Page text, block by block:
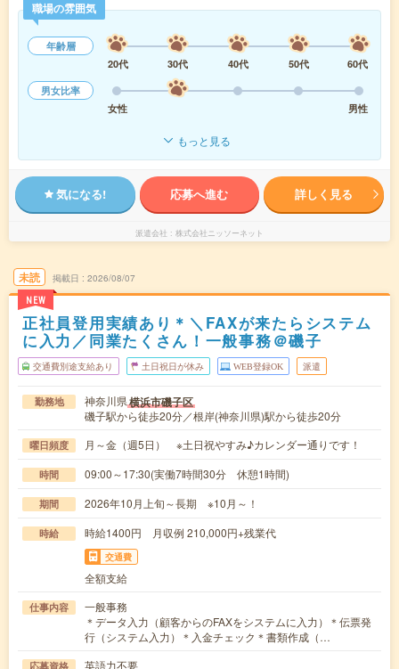
職場の雰囲気
年齢層
20代
30代 40代 50代
60代
男女比率
女性
男性
もっと見る
気になる! 応募へ進む 詳しく見る
派遣会社 株式会社ニッソーネット
未読
NEW
掲載日 2026/08/07
正社員登用実績あり＊＼FAXが来たらシステム
に入力／同業たくさん！一般事務＠磯子
交通費別途支給あり 土日祝日が休み WEB登録OK 派遣
勤務地 神奈川県横浜市磯子区
磯子駅から徒歩20分／根岸(神奈川県)駅から徒歩20分
曜日頻度 月～金（週5日） ※土日祝やすみ♪カレンダー通りです！
時間 09:00～17:30(実働7時間30分 休憩1時間)
期間 2026年10月上旬～長期 ※10月～！
時給 時給1400円 月収例 210,000円+残業代
交通費
全額支給
仕事内容
一般事務
＊データ入力（顧客からのFAXをシステムに入力）＊伝票発
行（システム入力）＊入金チェック＊書類作成（…
応募資格
英語力不要